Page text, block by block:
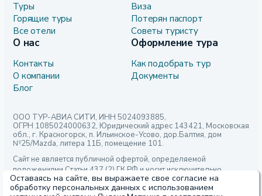
Туры
Горящие туры
Все отели
Виза
Потерян паспорт
Советы туристу
Оформление тура
Как подобрать тур
Документы
О нас
Контакты
О компании
Блог
ООО ТУР-АВИА СИТИ, ИНН 5024093885,
ОГРН 1085024000632, Юридический адрес 143421, Московская
обл., г. Красногорск, п. Ильинское-Усово, дор.Балтия, дом
№25/Mazda, литера 11Б, помещение 101.
Сайт не является публичной офертой, определяемой
положениями Статьи 437 (2) ГК РФ и носит исключительно
информационный характер. Для получения точной информации,
пожалуйста, обращайтесь по указанным контактным данным.
Оставаясь на сайте, вы выражаете свое согласие на
обработку персональных данных с использованием